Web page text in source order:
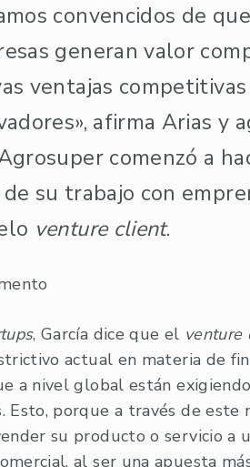
convencidos de
generan valor
ventajas
afirma Arias y
comenzó a
su trabajo con
venture client.
, García dice que el venture
actual en materia de
a nivel global están
Esto, porque a través de este
su producto o servicio a
al ser una apuesta